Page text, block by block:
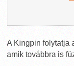
A Kingpin folytatja
amik továbbra is